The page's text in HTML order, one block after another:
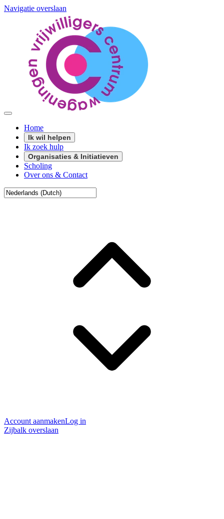
Navigatie overslaan
Home
Ik wil helpen
Ik zoek hulp
Organisaties & Initiatieven
Scholing
Over ons & Contact
Account aanmakenLog in
Zijbalk overslaan